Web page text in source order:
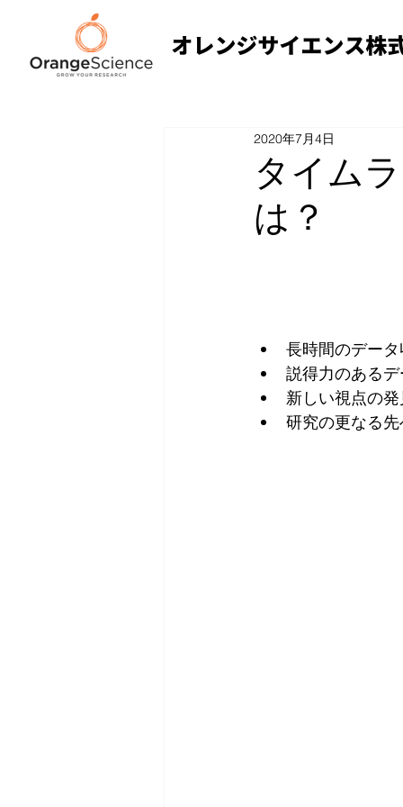
タイム
は？
2020年7月4日
長時間のデー
説得力のある
新しい視点の
研究の更なる